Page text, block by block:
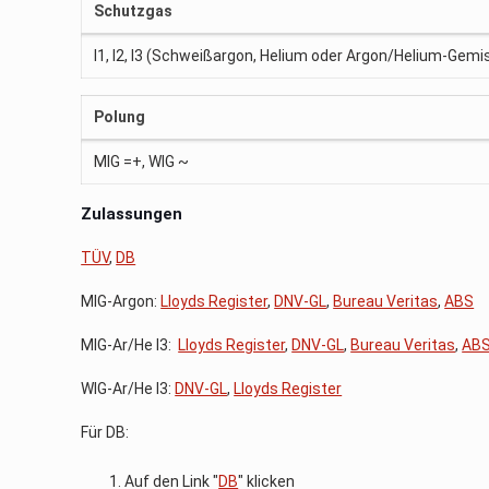
Schutzgas
I1, I2, I3 (Schweißargon, Helium oder Argon/Helium-
Polung
MIG =+, WIG ~
Zulassungen
TÜV, DB
MIG-Argon: Lloyds Register, DNV-GL, Bureau Veritas,ABS
MIG-Ar/He I3: Lloyds Register, DNV-GL, Bureau Veritas,ABS
WIG-Ar/He I3: DNV-GL, Lloyds Register
Für DB:
Auf den Link "DB" klicken